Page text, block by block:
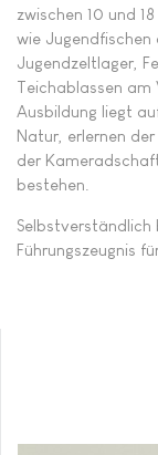
zwischen 10 und
wie Jugendfischen
Jugendzeltlager,
Teichablassen am
Ausbildung liegt
Natur, erlernen
der
bestehen.
Führungszeugnis